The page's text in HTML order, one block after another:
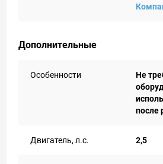
Дополнительные
Особенности
Не
после
Двигатель, л.с. 2,5